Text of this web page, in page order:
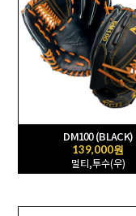
DM100 (BLACK)
139,000원
멀티,투수(우)